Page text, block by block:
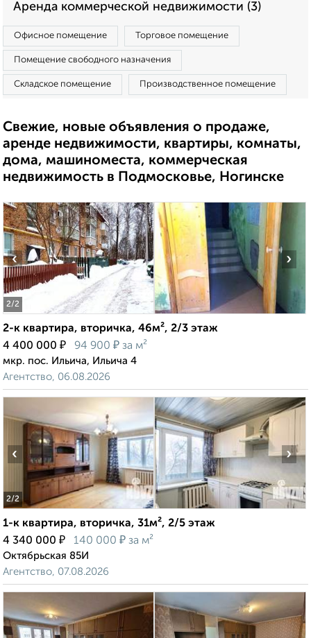
Аренда коммерческой недвижимости (3)
Офисное помещение Торговое помещение
Помещение свободного назначения
Складское помещение Производственное помещение
Свежие, новые объявления о продаже,
аренде недвижимости, квартиры, комнаты,
дома, машиноместа, коммерческая
недвижимость в Подмосковье, Ногинске
2/2
‹ ›
2-к квартира, вторичка, 46м², 2/3 этаж
4 400 000 ₽ 94 900 ₽ за м²
мкр. пос. Ильича, Ильича 4
Агентство, 06.08.2026
2/2
‹ ›
1-к квартира, вторичка, 31м², 2/5 этаж
4 340 000 ₽ 140 000 ₽ за м²
Октябрьская 85И
Агентство, 07.08.2026